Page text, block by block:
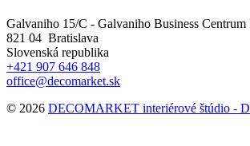
Galvaniho 15/C - Galvaniho Business
821 04 Bratislava
Slovenská republika
+421 907 646 848
office@decomarket.sk
© 2026 DECOMARKET interiérové štúdio -